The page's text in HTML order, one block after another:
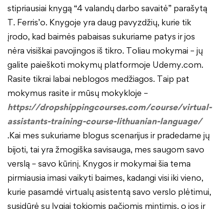
stipriausiai knygą “4 valandų darbo savaitė” parašytą
T. Ferris’o. Knygoje yra daug pavyzdžių, kurie tik
įrodo, kad baimės pabaisas sukuriame patys ir jos
nėra visiškai pavojingos iš tikro. Toliau mokymai – jų
galite paieškoti mokymų platformoje Udemy.com.
Rasite tikrai labai neblogos medžiagos. Taip pat
mokymus rasite ir mūsų mokykloje –
https://dropshippingcourses.com/course/virtual-
assistants-training-course-lithuanian-language/
.Kai mes sukuriame blogus scenarijus ir pradedame jų
bijoti, tai yra žmogiška savisauga, mes saugom savo
verslą – savo kūrinį. Knygos ir mokymai šia tema
pirmiausia imasi vaikyti baimes, kadangi visi iki vieno,
kurie pasamdė virtualų asistentą savo verslo plėtimui,
susidūrė su lygiai tokiomis pačiomis mintimis, o jos ir